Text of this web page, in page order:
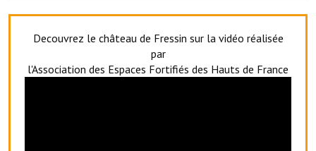
Maison des services et des associations fressinoises
VILLE ACTIVE
Village culturel
Decouvrez le château de Fressin sur la vidéo réalisée
par
l'Association des Espaces Fortifiés des Hauts de France